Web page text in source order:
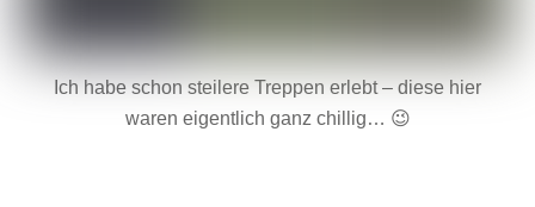
Ich habe schon steilere Treppen erlebt – diese hier
waren eigentlich ganz chillig… 😉